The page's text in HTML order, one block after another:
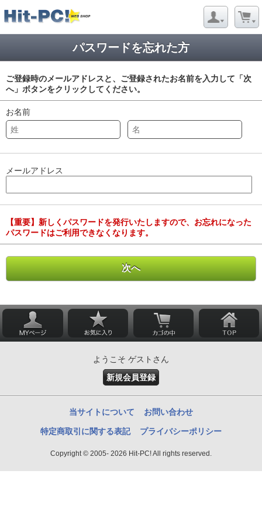
パスワードを忘れた方
ご登録時のメールアドレスと、ご登録されたお名前を入力して「次
へ」ボタンをクリックしてください。
お名前
メールアドレス
【重要】新しくパスワードを発行いたしますので、お忘れになった
パスワードはご利用できなくなります。
ようこそ ゲストさん
新規会員登録
当サイトについて お問い合わせ
特定商取引に関する表記 プライバシーポリシー
Copyright © 2005- 2026 Hit-PC! All rights reserved.